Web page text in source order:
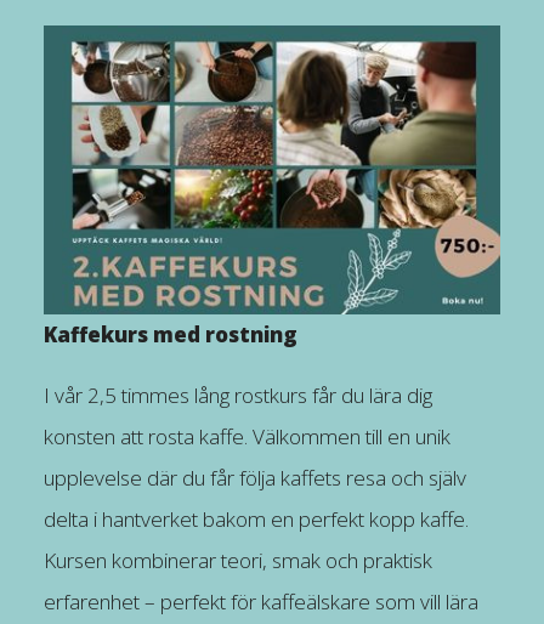
Kaffekurs med rostning
I vår 2,5 timmes lång rostkurs får du lära dig
konsten att rosta kaffe. Välkommen till en unik
upplevelse där du får följa kaffets resa och själv
delta i hantverket bakom en perfekt kopp kaffe.
Kursen kombinerar teori, smak och praktisk
erfarenhet – perfekt för kaffeälskare som vill lära